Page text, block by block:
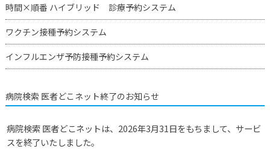
時間×順番 ハイブリッド 診療予約システム
ワクチン接種予約システム
インフルエンザ予防接種予約システム
病院検索 医者どこネット終了のお知らせ
病院検索 医者どこネットは、2026年3月31日をもちまして、サービ
スを終了いたしました。